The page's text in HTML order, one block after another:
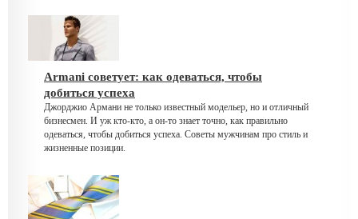
Armani советует: как одеваться, чтобы
добиться успеха
Джорджио Армани не только известный модельер, но и отличный
бизнесмен. И уж кто-кто, а он-то знает точно, как правильно
одеваться, чтобы добиться успеха. Советы мужчинам про стиль и
жизненные позиции.